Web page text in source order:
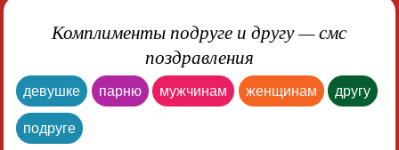
Комплименты подруге и другу — смс
поздравления
девушке парню мужчинам женщинам другу
подруге